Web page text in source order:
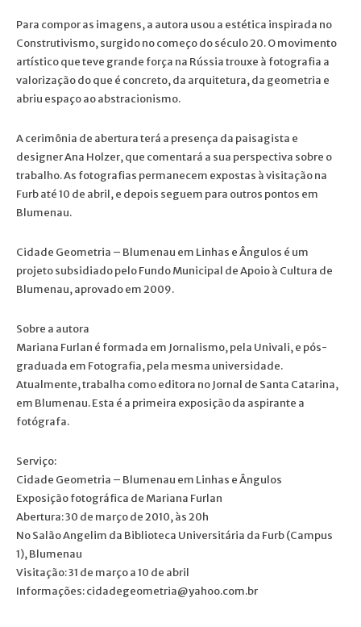
Para compor as imagens, a autora usou a estética inspirada no
Construtivismo, surgido no começo do século 20. O movimento
artístico que teve grande força na Rússia trouxe à fotografia a
valorização do que é concreto, da arquitetura, da geometria e
abriu espaço ao abstracionismo.
A cerimônia de abertura terá a presença da paisagista e
designer Ana Holzer, que comentará a sua perspectiva sobre o
trabalho. As fotografias permanecem expostas à visitação na
Furb até 10 de abril, e depois seguem para outros pontos em
Blumenau.
Cidade Geometria – Blumenau em Linhas e Ângulos é um
projeto subsidiado pelo Fundo Municipal de Apoio à Cultura de
Blumenau, aprovado em 2009.
Sobre a autora
Mariana Furlan é formada em Jornalismo, pela Univali, e pós-
graduada em Fotografia, pela mesma universidade.
Atualmente, trabalha como editora no Jornal de Santa Catarina,
em Blumenau. Esta é a primeira exposição da aspirante a
fotógrafa.
Serviço:
Cidade Geometria – Blumenau em Linhas e Ângulos
Exposição fotográfica de Mariana Furlan
Abertura: 30 de março de 2010, às 20h
No Salão Angelim da Biblioteca Universitária da Furb (Campus
1), Blumenau
Visitação: 31 de março a 10 de abril
Informações: cidadegeometria@yahoo.com.br